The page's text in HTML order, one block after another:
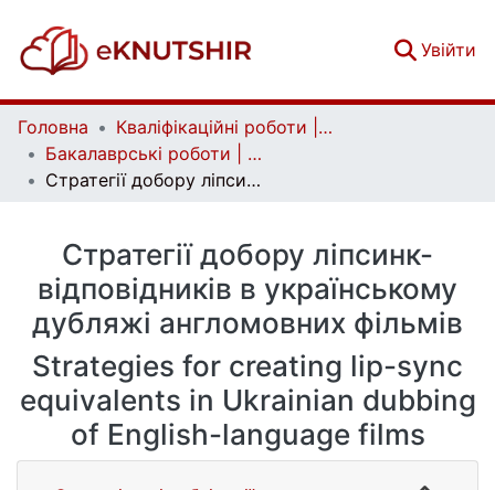
Увійти
Головна
Кваліфікаційні роботи | Qualifying works
Бакалаврські роботи | Bachelor theses
Стратегії добору ліпсинк-відповідників в українському дубляжі англомовних фільмів
Стратегії добору ліпсинк-
відповідників в українському
дубляжі англомовних фільмів
Strategies for creating lip-sync
equivalents in Ukrainian dubbing
of English-language films